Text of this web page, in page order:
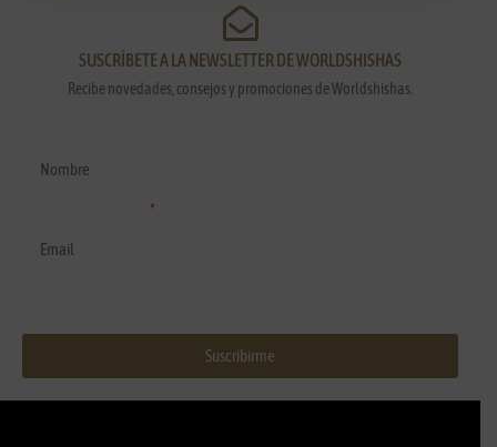
SUSCRÍBETE A LA NEWSLETTER DE WORLDSHISHAS
Recibe novedades, consejos y promociones de Worldshishas.
Suscribirme